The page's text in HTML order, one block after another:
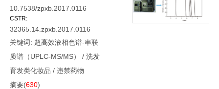
10.7538/zpxb.2017.0116
CSTR:
32365.14.zpxb.2017.0116
关键词: 超高效液相色谱-串联
质谱（UPLC-MS/MS）
/ 洗发
育发类化妆品 / 违禁药物
摘要(630)